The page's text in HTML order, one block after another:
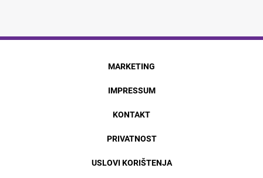
MARKETING
IMPRESSUM
KONTAKT
PRIVATNOST
USLOVI KORIŠTENJA